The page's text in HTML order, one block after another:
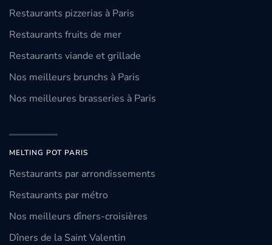
Restaurants pizzerias à Paris
Restaurants fruits de mer
Restaurants viande et grillade
Nos meilleurs brunchs à Paris
Nos meilleures brasseries à Paris
MELTING POT PARIS
Restaurants par arrondissements
Restaurants par métro
Nos meilleurs dîners-croisières
Dîners de la Saint Valentin